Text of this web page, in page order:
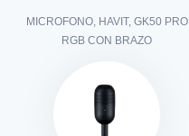
MICROFONO, HAVIT, GK50 PRO
RGB CON BRAZO